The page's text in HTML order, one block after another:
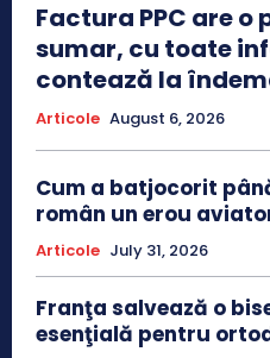
Factura PPC are o
sumar, cu toate
contează la
Articole August 6, 2026
Cum a batjocorit
român un erou
Articole July 31, 2026
Franţa salvează o
esenţială pentru